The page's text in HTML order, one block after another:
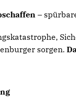
–
sorgen.